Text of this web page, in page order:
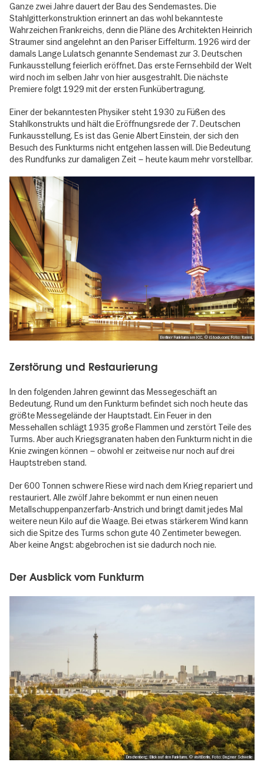
Ganze zwei Jahre dauert der Bau des Sendemastes. Die
Stahlgitterkonstruktion erinnert an das wohl bekannteste
Wahrzeichen Frankreichs, denn die Pläne des Architekten Heinrich
Straumer sind angelehnt an den Pariser Eiffelturm. 1926 wird der
damals Lange Lulatsch genannte Sendemast zur 3. Deutschen
Funkausstellung feierlich eröffnet. Das erste Fernsehbild der Welt
wird noch im selben Jahr von hier ausgestrahlt. Die nächste
Premiere folgt 1929 mit der ersten Funkübertragung.
Einer der bekanntesten Physiker steht 1930 zu Füßen des
Stahlkonstrukts und hält die Eröffnungsrede der 7. Deutschen
Funkausstellung. Es ist das Genie Albert Einstein, der sich den
Besuch des Funkturms nicht entgehen lassen will. Die Bedeutung
des Rundfunks zur damaligen Zeit – heute kaum mehr vorstellbar.
Berliner Funkturm am ICC, © iStock.com; Foto: TommL
Zerstörung und Restaurierung
In den folgenden Jahren gewinnt das Messegeschäft an
Bedeutung. Rund um den Funkturm befindet sich noch heute das
größte Messegelände der Hauptstadt. Ein Feuer in den
Messehallen schlägt 1935 große Flammen und zerstört Teile des
Turms. Aber auch Kriegsgranaten haben den Funkturm nicht in die
Knie zwingen können – obwohl er zeitweise nur noch auf drei
Hauptstreben stand.
Der 600 Tonnen schwere Riese wird nach dem Krieg repariert und
restauriert. Alle zwölf Jahre bekommt er nun einen neuen
Metallschuppenpanzerfarb-Anstrich und bringt damit jedes Mal
weitere neun Kilo auf die Waage. Bei etwas stärkerem Wind kann
sich die Spitze des Turms schon gute 40 Zentimeter bewegen.
Aber keine Angst: abgebrochen ist sie dadurch noch nie.
Der Ausblick vom Funkturm
Drachenberg: Blick auf den Funkturm, © visitBerlin, Foto: Dagmar Schwelle